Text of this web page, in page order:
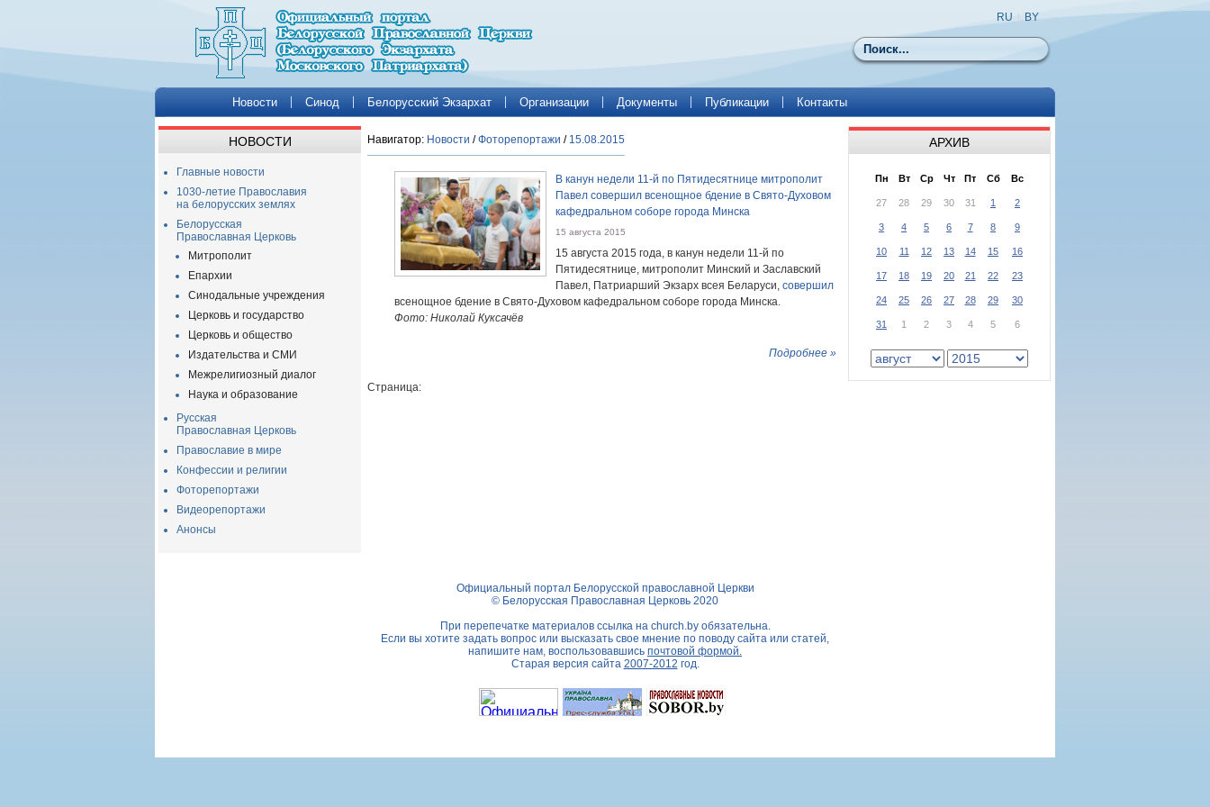
Поиск
RU BY
Новости Синод Белорусский Экзархат Организации Документы Публикации Контакты
НОВОСТИ
Главные новости
1030-летие Православия
на белорусских землях
Белорусская
Православная Церковь
Митрополит
Епархии
Синодальные учреждения
Церковь и государство
Церковь и общество
Издательства и СМИ
Межрелигиозный диалог
Наука и образование
Русская
Православная Церковь
Православие в мире
Конфессии и религии
Фоторепортажи
Видеорепортажи
Анонсы
Навигатор: Новости /Фоторепортажи / 15.08.2015
В канун недели 11-й по Пятидесятнице митрополит
Павел совершил всенощное бдение в Свято-Духовом
кафедральном соборе города Минска
15 августа 2015
15 августа 2015 года, в канун недели 11-й по
Пятидесятнице, митрополит Минский и Заславский
Павел, Патриарший Экзарх всея Беларуси, совершил
всенощное бдение в Свято-Духовом кафедральном соборе города Минска.
Фото: Николай Куксачёв
Подробнее »
Страница:
АРХИВ
Пн Вт Ср Чт Пт Сб Вс
27 28 29 30 31 1 2
3 4 5 6 7 8 9
10 11 12 13 14 15 16
17 18 19 20 21 22 23
24 25 26 27 28 29 30
31 1 2 3 4 5 6
Официальный портал Белорусской православной Церкви
© Белорусская Православная Церковь 2020
При перепечатке материалов ссылка на church.byобязательна.
Если вы хотите задать вопрос или высказать свое мнение по поводу сайта или статей,
напишите нам, воспользовавшись почтовой формой.
Старая версия сайта 2007-2012 год.